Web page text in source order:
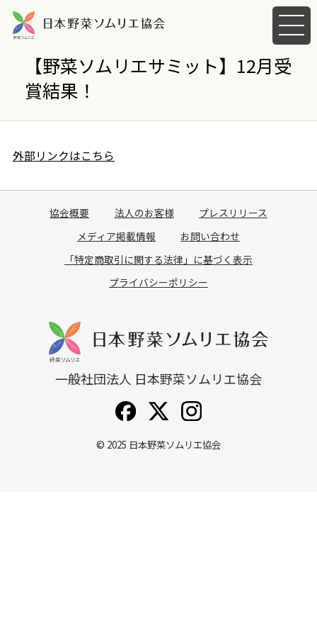
メ
ニ
ー
く
【野菜ソムリエサミット】12月受
賞結果！
外部リンクはこちら
協会概要 法人のお客様
プレスリリース
メディア掲載情報
お問い合わせ
「特定商取引に関する法律」に基づく表示
プライバシーポリシー
一般社団法人 日本野菜ソムリエ協会
© 2025 日本野菜ソムリエ協会